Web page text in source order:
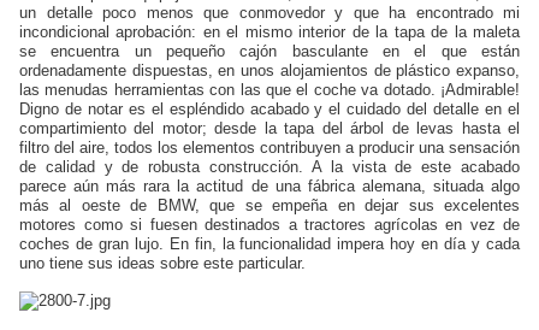
un detalle poco menos que conmovedor y que ha encontrado mi
incondicional aprobación: en el mismo interior de la tapa de la maleta
se encuentra un pequeño cajón basculante en el que están
ordenadamente dispuestas, en unos alojamientos de plástico expanso,
las menudas herramientas con las que el coche va dotado. ¡Admirable!
Digno de notar es el espléndido acabado y el cuidado del detalle en el
compartimiento del motor; desde la tapa del árbol de levas hasta el
filtro del aire, todos los elementos contribuyen a producir una sensación
de calidad y de robusta construcción. A la vista de este acabado
parece aún más rara la actitud de una fábrica alemana, situada algo
más al oeste de BMW, que se empeña en dejar sus excelentes
motores como si fuesen destinados a tractores agrícolas en vez de
coches de gran lujo. En fin, la funcionalidad impera hoy en día y cada
uno tiene sus ideas sobre este particular.